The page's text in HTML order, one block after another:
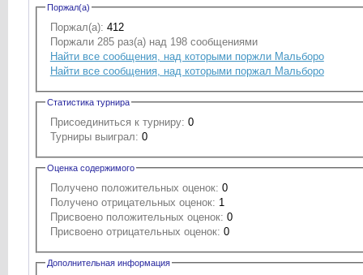
Поржал(а)
Поржал(а): 412
Поржали 285 раз(а) над 198 сообщениями
Найти все сообщения, над которыми поржли Мальборо
Найти все сообщения, над которыми поржал Мальборо
Статистика турнира
Присоединиться к турниру: 0
Турниры выиграл: 0
Оценка содержимого
Получено положительных оценок: 0
Получено отрицательных оценок: 1
Присвоено положительных оценок: 0
Присвоено отрицательных оценок: 0
Дополнительная информация